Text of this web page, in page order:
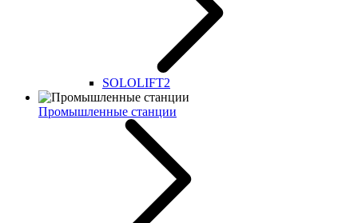
SOLOLIFT2
Промышленные станции